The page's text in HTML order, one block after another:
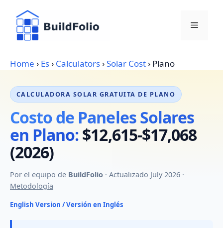
content
Menu
Home › Es› Calculators›Solar Cost› Plano
CALCULADORA SOLAR GRATUITA DE PLANO
Costo de Paneles Solares
en Plano:$12,615-$17,068
(2026)
Por el equipo de BuildFolio · Actualizado July 2026 ·
Metodología
English Version / Versión en Inglés